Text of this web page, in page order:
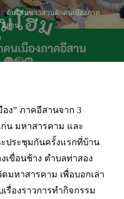
ตุ้มโฮมชาวสวนผักคนเมืองภาค
อีสาน
ง” ภาคอีสานจาก 3
น มหาสารคาม และ
ประชุมกันครั้งแรกที่บ้าน
เขื่อนช้าง ตำบลท่าสอง
มหาสารคาม เพื่อบอกเล่า
รื่องราวการทำกิจกรรม